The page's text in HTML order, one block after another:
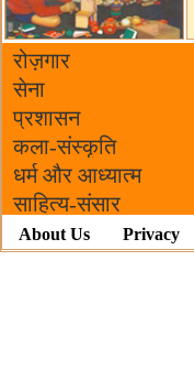
रोज़गार
सेना
प्रशासन
कला-संस्कृति
धर्म और आध्यात्म
साहित्य-संसार
About Us Privacy